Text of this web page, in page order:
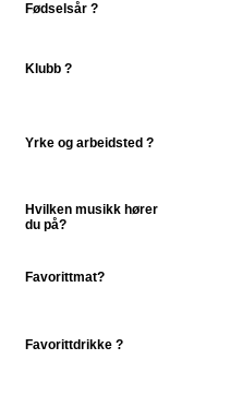
Fødselsår ?
Klubb ?
Yrke og arbeidsted ?
Hvilken musikk hører
du på?
Favorittmat?
Favorittdrikke ?